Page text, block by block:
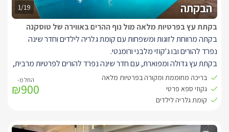
1/19 הבקתה
בקתת עץ בפרטיות מלאה מול נוף ההרים באווירה של טוסקנה
בקתה מרווחת לזוגות ומשפחות עם קומת גלריה לילדים וחדר שינה
נפרד להורים ובו ג'קוזי מלבני ורומנטי.
בקתת עץ גדולה ומפוארת, עם חדר שינה נפרד להורים לפרטיות מרבית,
בחדר השינה מיטה זוגית לבנה ונוחה בגודל קווין סייז, עם מצעים
מלטפים ורכים, מצדדיה מנורות לילה לתאורה נעימה ורומנטית, מול
המיטה ניצב ג'קוזי מפנק ומלבני, לידו קומודת עץ מעוצבת ומעליה
חלל הסלון המרכזי של הסוויטה מעוצב בגווני אפור וצהוב וכולל ספה
בריכה מחוממת ומקורה בפרטיות מלאה
גקוזי ספא פרטי
קומת גלריה לילדים
₪900